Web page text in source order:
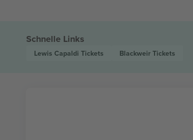
Schnelle Links
Lewis Capaldi Tickets Blackweir Tickets